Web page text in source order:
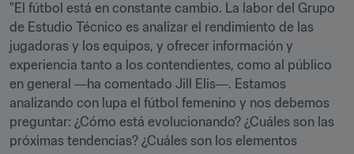
"El fútbol está en constante cambio. La labor del Grupo
de Estudio Técnico es analizar el rendimiento de las
jugadoras y los equipos, y ofrecer información y
experiencia tanto a los contendientes, como al público
en general ―ha comentado Jill Elis―. Estamos
analizando con lupa el fútbol femenino y nos debemos
preguntar: ¿Cómo está evolucionando? ¿Cuáles son las
próximas tendencias? ¿Cuáles son los elementos